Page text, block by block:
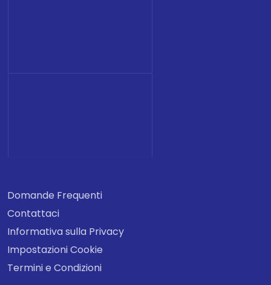
Domande Frequenti
Contattaci
Informativa sulla Privacy
Impostazioni Cookie
Termini e Condizioni